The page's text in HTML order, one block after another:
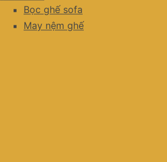
Bọc ghế sofa
May nệm ghế